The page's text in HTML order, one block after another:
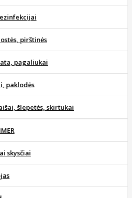
pirštinės
pagaliukai
paklodės
šlepetės, skirtukai
skysčiai